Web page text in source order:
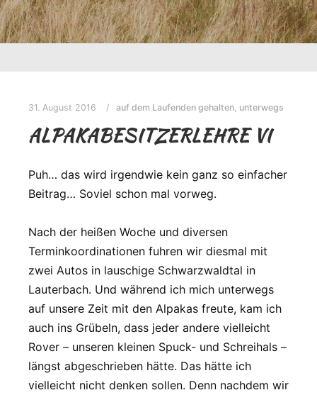
31. August 2016 auf dem Laufenden gehalten, unterwegs
ALPAKABESITZERLEHRE VI
Puh… das wird irgendwie kein ganz so einfacher
Beitrag… Soviel schon mal vorweg.
Nach der heißen Woche und diversen
Terminkoordinationen fuhren wir diesmal mit
zwei Autos in lauschige Schwarzwaldtal in
Lauterbach. Und während ich mich unterwegs
auf unsere Zeit mit den Alpakas freute, kam ich
auch ins Grübeln, dass jeder andere vielleicht
Rover – unseren kleinen Spuck- und Schreihals –
längst abgeschrieben hätte. Das hätte ich
vielleicht nicht denken sollen. Denn nachdem wir